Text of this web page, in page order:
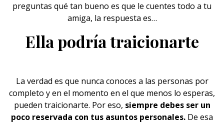
preguntas qué tan bueno es que le cuentes todo a tu
amiga, la respuesta es…
Ella podría traicionarte
La verdad es que nunca conoces a las personas por
completo y en el momento en el que menos lo esperas,
pueden traicionarte. Por eso, siempre debes ser un
poco reservada con tus asuntos personales. De esa